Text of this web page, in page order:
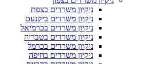
ניקיון משרדים בצפת
ניקיון משרדים ביקנעם
ניקיון משרדים בכרמיאל
ניקיון משרדים בטבריה
ניקיון משרדים בכרמל
ניקיון משרדים בחיפה